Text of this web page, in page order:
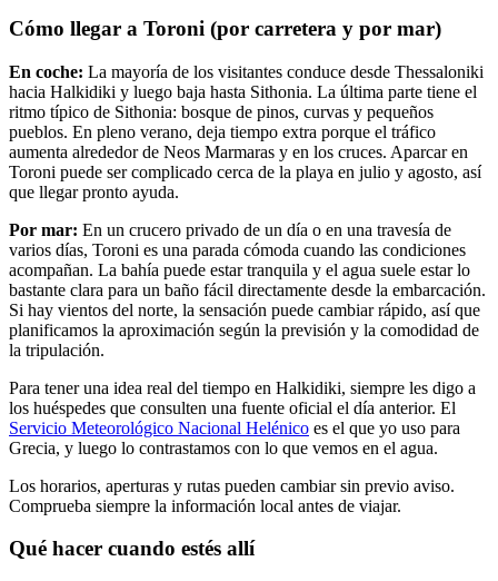
Cómo llegar a Toroni (por carretera y por mar)
En coche: La mayoría de los visitantes conduce desde Thessaloniki
hacia Halkidiki y luego baja hasta Sithonia. La última parte tiene el
ritmo típico de Sithonia: bosque de pinos, curvas y pequeños
pueblos. En pleno verano, deja tiempo extra porque el tráfico
aumenta alrededor de Neos Marmaras y en los cruces. Aparcar en
Toroni puede ser complicado cerca de la playa en julio y agosto, así
que llegar pronto ayuda.
Por mar: En un crucero privado de un día o en una travesía de
varios días, Toroni es una parada cómoda cuando las condiciones
acompañan. La bahía puede estar tranquila y el agua suele estar lo
bastante clara para un baño fácil directamente desde la embarcación.
Si hay vientos del norte, la sensación puede cambiar rápido, así que
planificamos la aproximación según la previsión y la comodidad de
la tripulación.
Para tener una idea real del tiempo en Halkidiki, siempre les digo a
los huéspedes que consulten una fuente oficial el día anterior. El
Servicio Meteorológico Nacional Helénico es el que yo uso para
Grecia, y luego lo contrastamos con lo que vemos en el agua.
Los horarios, aperturas y rutas pueden cambiar sin previo aviso.
Comprueba siempre la información local antes de viajar.
Qué hacer cuando estés allí